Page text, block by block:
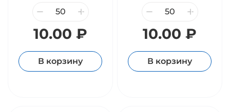
10.00 ₽
В корзину
10.00 ₽
В корзину